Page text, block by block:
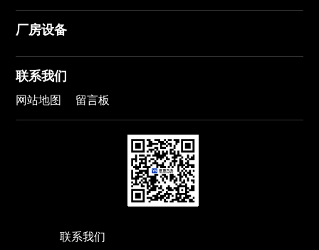
厂房设备
联系我们
网站地图 留言板
联系我们